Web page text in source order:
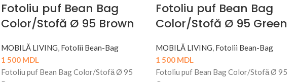
Fotoliu puf Bean Bag
Color/Stofă Ø 95 Brown
MOBILĂ LIVING, Fotolii Bean-Bag
1 500 MDL
Fotoliu puf Bean Bag Color/Stofă Ø 95
Fotoliu puf Bean Bag
Color/Stofă Ø 95 Green
MOBILĂ LIVING, Fotolii Bean-Bag
1 500 MDL
Fotoliu puf Bean Bag Color/Stofă Ø 95